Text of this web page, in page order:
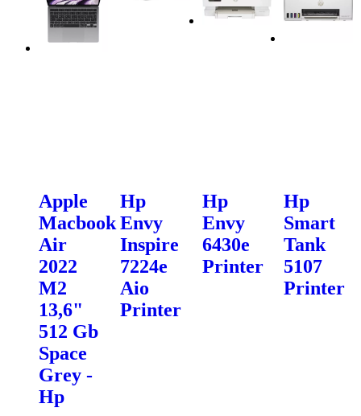
Apple
Macbook
Air
2022
M2
13,6"
512 Gb
Space
Grey -
Hp
Hp
Envy
Inspire
7224e
Aio
Printer
Hp
Envy
6430e
Printer
Hp
Smart
Tank
5107
Printer